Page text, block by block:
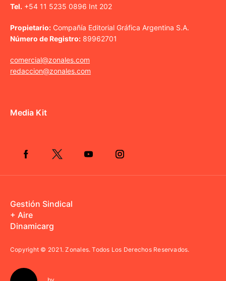
Tel. +54 11 5235 0896 Int 202
Propietario: Compañía Editorial Gráfica Argentina S.A.
Número de Registro: 89962701
comercial@zonales.com
redaccion@zonales.com
Media Kit
Gestión Sindical
+ Aire
Dinamicarg
Copyright © 2021.Zonales. Todos Los Derechos Reservados.
by